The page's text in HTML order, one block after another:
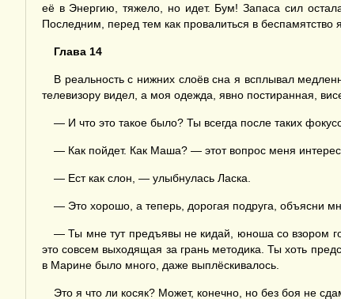
её в Энергию, тяжело, но идет. Бум! Запаса сил
Последним, перед тем как провалиться в
Глава 14
В реальность с нижних слоёв сна я всплывал
телевизору видел, а моя одежда, явно постиранная,
— И что это такое было? Ты всегда после таких
— Как пойдет. Как Маша? — этот вопрос меня
— Ест как слон, — улыбнулась Ласка.
— Это хорошо, а теперь, дорогая подруга, объясни
— Ты мне тут предъявы не кидай, юноша со взором
это совсем выходящая за грань методика. Ты хоть
в Марине было много, даже выплёскивалось.
Это я что ли косяк? Может, конечно, но без боя не